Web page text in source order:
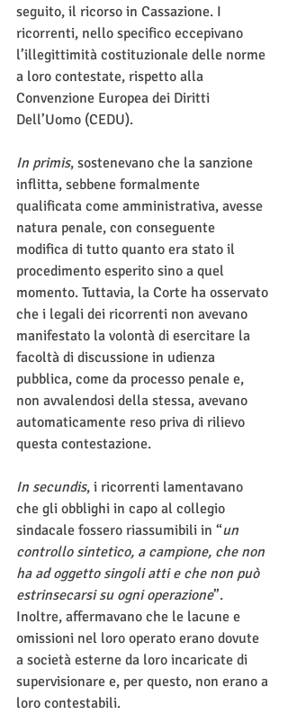
seguito, il ricorso in Cassazione. I
ricorrenti, nello specifico eccepivano
l’illegittimità costituzionale delle norme
a loro contestate, rispetto alla
Convenzione Europea dei Diritti
Dell’Uomo (CEDU).
In primis, sostenevano che la sanzione
inflitta, sebbene formalmente
qualificata come amministrativa, avesse
natura penale, con conseguente
modifica di tutto quanto era stato il
procedimento esperito sino a quel
momento. Tuttavia, la Corte ha osservato
che i legali dei ricorrenti non avevano
manifestato la volontà di esercitare la
facoltà di discussione in udienza
pubblica, come da processo penale e,
non avvalendosi della stessa, avevano
automaticamente reso priva di rilievo
questa contestazione.
In secundis, i ricorrenti lamentavano
che gli obblighi in capo al collegio
sindacale fossero riassumibili in “un
controllo sintetico, a campione, che non
ha ad oggetto singoli atti e che non può
estrinsecarsi su ogni operazione”.
Inoltre, affermavano che le lacune e
omissioni nel loro operato erano dovute
a società esterne da loro incaricate di
supervisionare e, per questo, non erano a
loro contestabili.